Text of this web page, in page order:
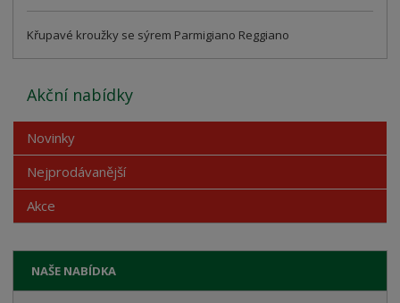
Křupavé kroužky se sýrem Parmigiano Reggiano
NAŠE NABÍDKA
Akční nabídky
Novinky
Nejprodávanější
Akce